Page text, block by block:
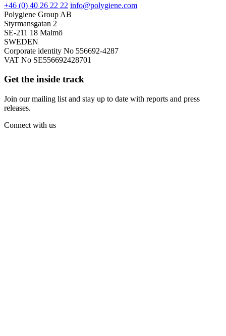
+46 (0) 40 26 22 22 info@polygiene.com
Polygiene Group AB
Styrmansgatan 2
SE-211 18 Malmö
SWEDEN
Corporate identity No 556692-4287
VAT No SE556692428701
Get the inside track
Join our mailing list and stay up to date with reports and press
releases.
Connect with us